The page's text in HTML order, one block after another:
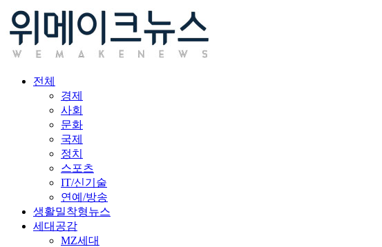
전체
경제
사회
문화
국제
정치
스포츠
IT/신기술
연예/방송
생활밀착형뉴스
세대공감
MZ세대